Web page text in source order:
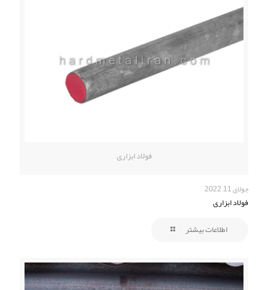
فولاد ابزاری
جولای 11, 2022
فولاد ابزاری
اطلاعات بیشتر